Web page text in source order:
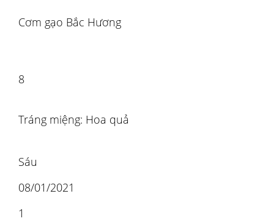
Cơm gạo Bắc Hương
8
Tráng miệng: Hoa quả
Sáu
08/01/2021
1